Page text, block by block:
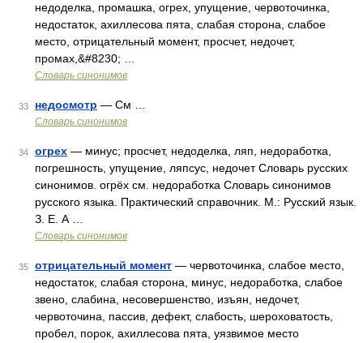
недоделка, промашка, огрех, упущение, червоточинка,
недостаток, ахиллесова пята, слабая сторона, слабое
место, отрицательный момент, просчет, недочет,
промах,&#8230; …
Словарь синонимов
33 недосмотр — См …
Словарь синонимов
34 огрех — минус; просчет, недоделка, ляп, недоработка,
погрешность, упущение, ляпсус, недочет Словарь русских
синонимов. огрёх см. недоработка Словарь синонимов
русского языка. Практический справочник. М.: Русский язык.
З. Е. А …
Словарь синонимов
35 отрицательный момент — червоточинка, слабое место,
недостаток, слабая сторона, минус, недоработка, слабое
звено, слабина, несовершенство, изъян, недочет,
червоточина, пассив, дефект, слабость, шероховатость,
пробел, порок, ахиллесова пята, уязвимое место